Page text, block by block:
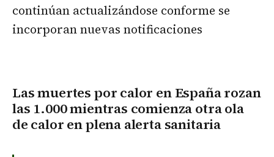
continúan actualizándose conforme se
incorporan nuevas notificaciones
Las muertes por calor en España rozan
las 1.000 mientras comienza otra ola
de calor en plena alerta sanitaria